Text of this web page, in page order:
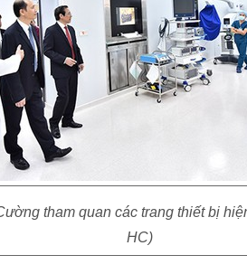
tham quan các trang thiết bị
HC)